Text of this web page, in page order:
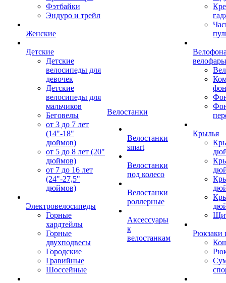
Фэтбайки
Эндуро и трейл
Женские
Детские
Детские
велосипеды для
девочек
Детские
велосипеды для
мальчиков
Беговелы
от 3 до 7 лет
(14"-18"
дюймов)
от 5 до 8 лет (20"
дюймов)
от 7 до 16 лет
(24"-27,5"
дюймов)
Электровелосипеды
Горные
хардтейлы
Горные
двухподвесы
Городские
Гравийные
Шоссейные
Велостанки
Велостанки
smart
Велостанки
под колесо
Велостанки
роллерные
Аксессуары
к
велостанкам
велофары
Крылья
Рюкзаки